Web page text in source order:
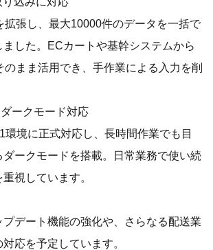
拡張し、最大10000件のデータを一括で
した。ECカートや基幹システムから
のまま活用でき、手作業による入力を削
ークモード対応
環境に正式対応し、長時間作業でも目
ークモードを搭載。日常業務で使い続
視しています。
デート機能の強化や、さらなる配送業
応を予定しています。